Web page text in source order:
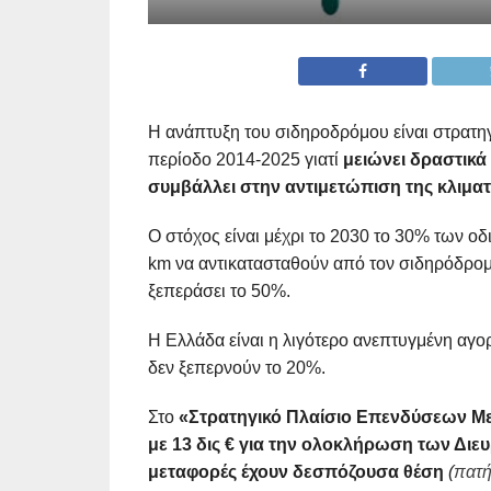
Η ανάπτυξη του σιδηροδρόμου είναι
περίοδο 2014-2025 γιατί μειώνει
συμβάλλει στην αντιμετώπιση της
Ο στόχος είναι μέχρι το 2030 το 30% των
km να αντικατασταθούν από τον
ξεπεράσει το 50%.
Η Ελλάδα είναι η λιγότερο ανεπτυγμένη
δεν ξεπερνούν το 20%.
Στο «Στρατηγικό Πλαίσιο Επενδύσεων
με 13 δις € για την ολοκλήρωση των
μεταφορές έχουν δεσπόζουσα θέση (